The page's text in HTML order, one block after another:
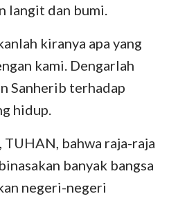
langit dan bumi.
kiranya apa yang
kami. Dengarlah
Sanherib terhadap
hidup.
TUHAN, bahwa raja-raja
banyak bangsa
negeri-negeri